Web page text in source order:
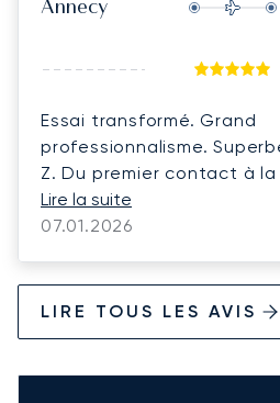
Annecy
Essai transformé. Grand
professionnalisme.
Z. Du premier contact à la
possession du véhicule de
la ville de destination.
Lire la suite
07.01.2026
LIRE TOUS LES AVIS